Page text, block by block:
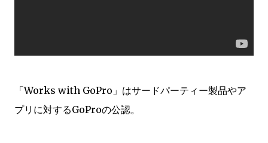
「Works with GoPro」はサードパーティー製品やア
プリに対するGoProの公認。